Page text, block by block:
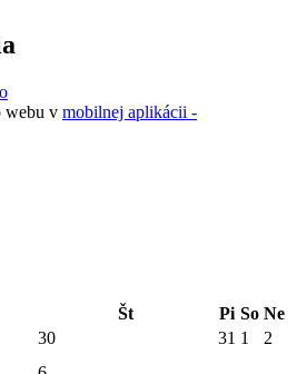
webu v mobilnej aplikácii -
Št Pi So Ne
30 31 1 2